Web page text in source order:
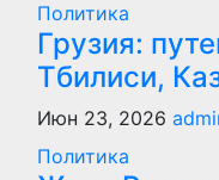
Политика
Грузия:
Тбилиси,
Июн 23, 2026
Политика